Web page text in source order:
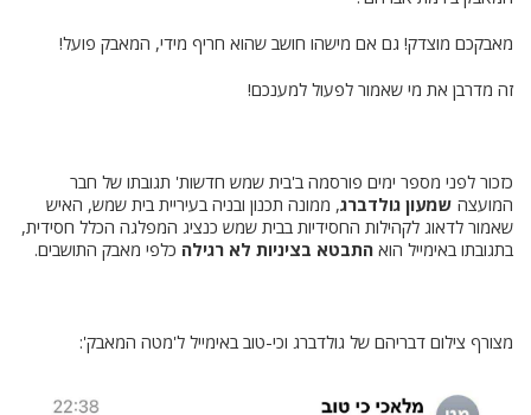
מאבקכם מוצדק! גם אם מישהו חושב שהוא חריף מידי, המאבק פועל!
זה מדרבן את מי שאמור לפעול למענכם!
כזכור לפני מספר ימים פורסמה ב'בית שמש חדשות' תגובתו של חבר
המועצה שמעון גולדברג, ממונה תכנון ובניה בעיריית בית שמש, האיש
שאמור לדאוג לקהילות החסידיות בבית שמש כנציג המפלגה הכלל חסידית,
בתגובתו באימייל הוא התבטא בציניות לא רגילה כלפי מאבק התושבים.
מצורף צילום דבריהם של גולדברג וכי-טוב באימייל ל'מטה המאבק':